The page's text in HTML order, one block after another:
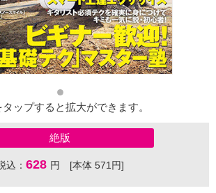
ップすると拡大ができます。
絶版
込： 628 円 [本体 571円]